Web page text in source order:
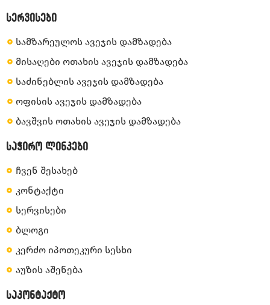
სერვისები
სამზარეულოს ავეჯის დამზადება
მისაღები ოთახის ავეჯის დამზადება
საძინებლის ავეჯის დამზადება
ოფისის ავეჯის დამზადება
ბავშვის ოთახის ავეჯის დამზადება
საჭირო ლინკები
ჩვენ შესახებ
კონტაქტი
სერვისები
ბლოგი
კერძო იპოთეკური სესხი
აუზის აშენება
საკონტაქტო